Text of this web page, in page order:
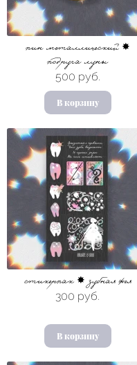
пин металлический ✸
подруга луны
500 руб.
В корзину
стикерпак ✸ зубная фея
300 руб.
В корзину